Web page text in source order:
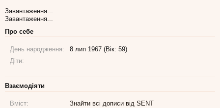
Завантаження...
Завантаження...
Про себе
День народження:
8 лип 1967 (Вік: 59)
Діти:
Взаємодіяти
Вміст:
Знайти всі дописи від SENT